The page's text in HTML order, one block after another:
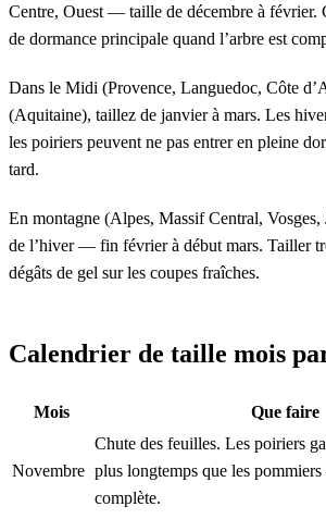
Centre, Ouest — taille de décembre à février.
de dormance principale quand l’arbre est
Dans le Midi (Provence, Languedoc, Côte
(Aquitaine), taillez de janvier à mars. Les
les poiriers peuvent ne pas entrer en pleine
tard.
En montagne (Alpes, Massif Central, Vosges,
de l’hiver — fin février à début mars. Tailler
dégâts de gel sur les coupes fraîches.
Calendrier de taille mois
Mois Que faire
Novembre
Chute des feuilles. Les poiriers
plus longtemps que les
complète.